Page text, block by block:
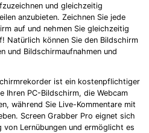
und gleichzeitig
anzubieten. Zeichnen Sie jede
auf und nehmen Sie gleichzeitig
Natürlich können Sie den Bildschirm
und Bildschirmaufnahmen und
ist ein kostenpflichtiger
Ihren PC-Bildschirm, die Webcam
während Sie Live-Kommentare mit
Screen Grabber Pro eignet sich
Lernübungen und ermöglicht es